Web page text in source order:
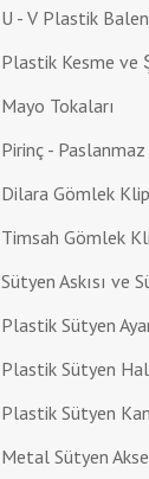
U - V Plastik
Plastik Kesme ve
Mayo Tokaları
Pirinç -
Dilara Gömlek
Timsah Gömlek
Sütyen Askısı ve
Plastik Sütyen
Plastik Sütyen
Plastik Sütyen
Metal Sütyen